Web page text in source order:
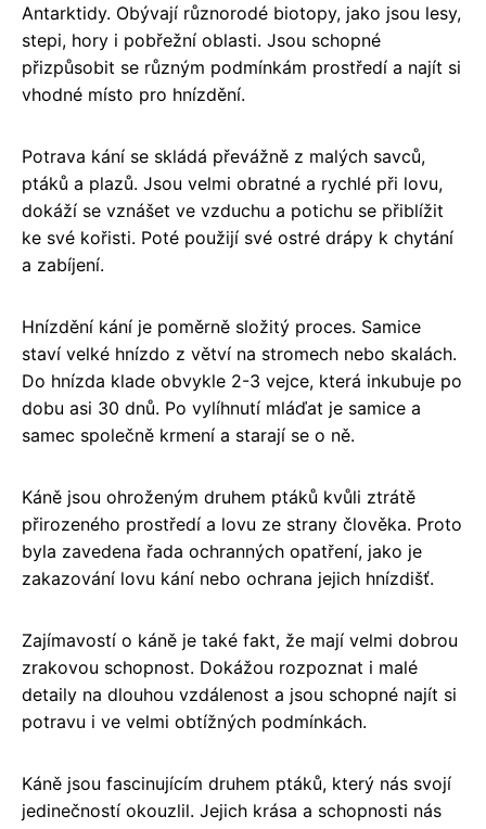
Antarktidy. Obývají různorodé biotopy, jako jsou lesy,
stepi, hory i pobřežní oblasti. Jsou schopné
přizpůsobit se různým podmínkám prostředí a najít si
vhodné místo pro hnízdění.
Potrava kání se skládá převážně z malých savců,
ptáků a plazů. Jsou velmi obratné a rychlé při lovu,
dokáží se vznášet ve vzduchu a potichu se přiblížit
ke své kořisti. Poté použijí své ostré drápy k chytání
a zabíjení.
Hnízdění kání je poměrně složitý proces. Samice
staví velké hnízdo z větví na stromech nebo skalách.
Do hnízda klade obvykle 2-3 vejce, která inkubuje po
dobu asi 30 dnů. Po vylíhnutí mláďat je samice a
samec společně krmení a starají se o ně.
Káně jsou ohroženým druhem ptáků kvůli ztrátě
přirozeného prostředí a lovu ze strany člověka. Proto
byla zavedena řada ochranných opatření, jako je
zakazování lovu kání nebo ochrana jejich hnízdišť.
Zajímavostí o káně je také fakt, že mají velmi dobrou
zrakovou schopnost. Dokážou rozpoznat i malé
detaily na dlouhou vzdálenost a jsou schopné najít si
potravu i ve velmi obtížných podmínkách.
Káně jsou fascinujícím druhem ptáků, který nás svojí
jedinečností okouzlil. Jejich krása a schopnosti nás